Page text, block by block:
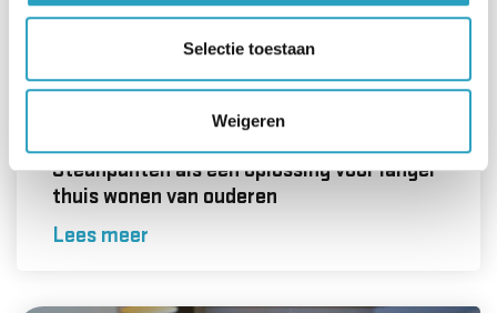
Selectie toestaan
Weigeren
Steunpunten als een oplossing voor langer
thuis wonen van ouderen
Lees meer